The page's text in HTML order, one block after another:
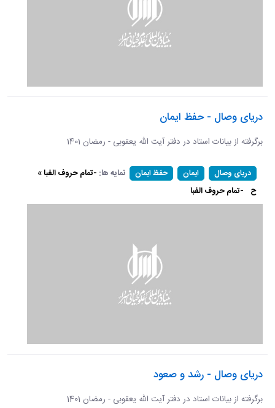
دریای وصال - حفظ ایمان
برگرفته از بیانات استاد در دفتر آیت الله یعقوبی - رمضان 1401
دریای وصال ایمان حفظ ایمان نمایه ها: -تمام حروف الفبا »
ح -تمام حروف الفبا
دریای وصال - رشد و صعود
برگرفته از بیانات استاد در دفتر آیت الله یعقوبی - رمضان 1401